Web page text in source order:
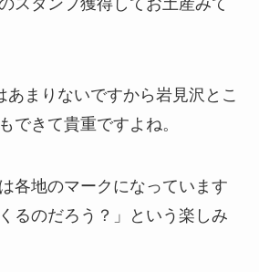
スタンプ獲得してお土産みて
あまりないですから岩見沢とこ
できて貴重ですよね。
各地のマークになっています
るのだろう？」という楽しみ